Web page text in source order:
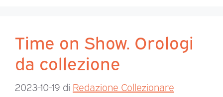
Time on Show. Orologi
da collezione
2023-10-19 di Redazione Collezionare